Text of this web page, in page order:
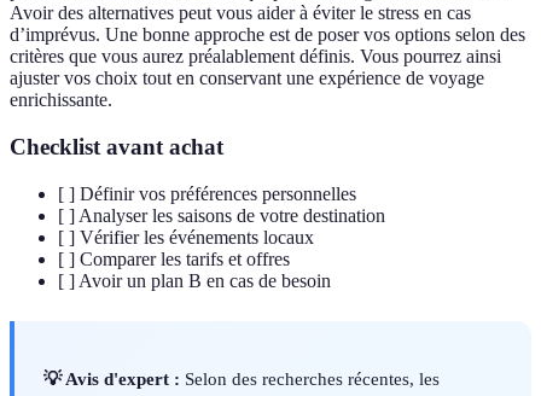
Avoir des alternatives peut vous aider à éviter le stress en cas
d’imprévus. Une bonne approche est de poser vos options selon des
critères que vous aurez préalablement définis. Vous pourrez ainsi
ajuster vos choix tout en conservant une expérience de voyage
enrichissante.
Checklist avant achat
[ ] Définir vos préférences personnelles
[ ] Analyser les saisons de votre destination
[ ] Vérifier les événements locaux
[ ] Comparer les tarifs et offres
[ ] Avoir un plan B en cas de besoin
💡 Avis d'expert : Selon des recherches récentes, les